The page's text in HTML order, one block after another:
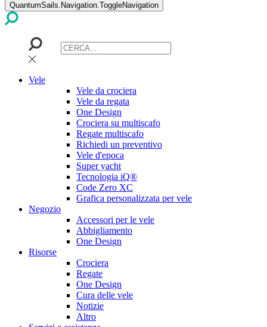
QuantumSails.Navigation.ToggleNavigation
Vele
Vele da crociera
Vele da regata
One Design
Crociera su multiscafo
Regate multiscafo
Richiedi un preventivo
Vele d'epoca
Super yacht
Tecnologia iQ®
Code Zero XC
Grafica personalizzata per vele
Negozio
Accessori per le vele
Abbigliamento
One Design
Risorse
Crociera
Regate
One Design
Cura delle vele
Notizie
Altro